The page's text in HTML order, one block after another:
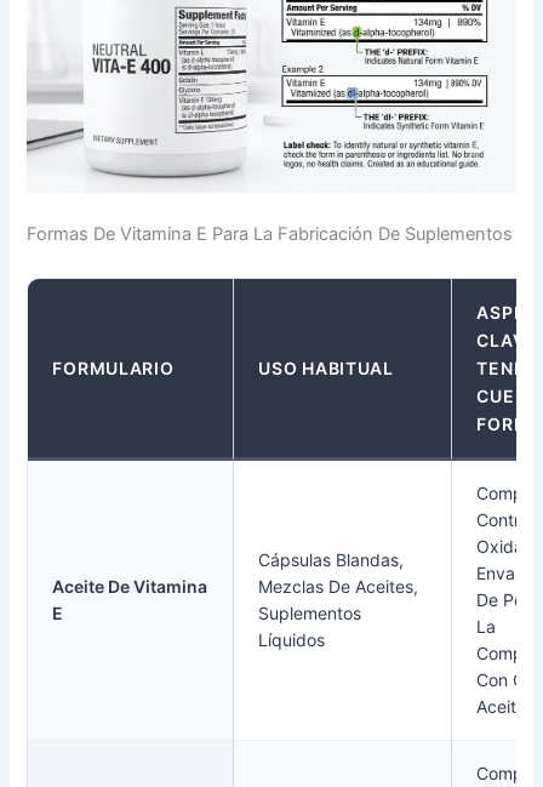
Formas De Vitamina E Para La Fabricación De Suplementos
FORMULARIO USO HABITUAL
CLAVE
TENER
Aceite De Vitamina
E
Cápsulas Blandas,
Mezclas De Aceites,
Suplementos
Líquidos
Control
De
La
Con
Aceites.